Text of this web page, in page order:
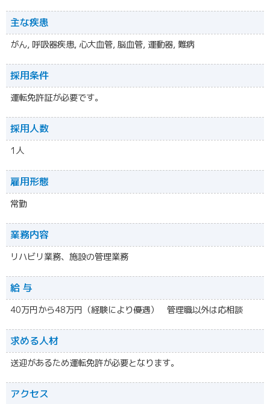
主な疾患
がん, 呼吸器疾患, 心大血管, 脳血管, 運動器, 難病
採用条件
運転免許証が必要です。
採用人数
1人
雇用形態
常勤
業務内容
リハビリ業務、施設の管理業務
給 与
40万円から48万円（経験により優遇） 管理職以外は応相談
求める人材
送迎があるため運転免許が必要となります。
アクセス